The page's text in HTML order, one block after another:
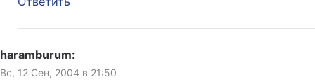
haramburum:
Вс, 12 Сен, 2004 в 21:50